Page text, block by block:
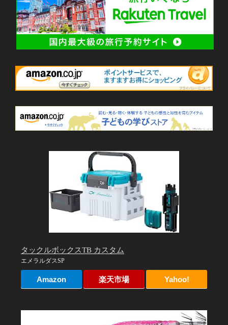
タックルボックスTB カスタム
エメラルダスSP
Amazon 楽天市場 Yahoo!